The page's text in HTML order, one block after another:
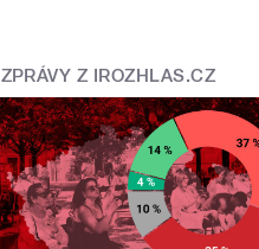
ZPRÁVY Z IROZHLAS.CZ